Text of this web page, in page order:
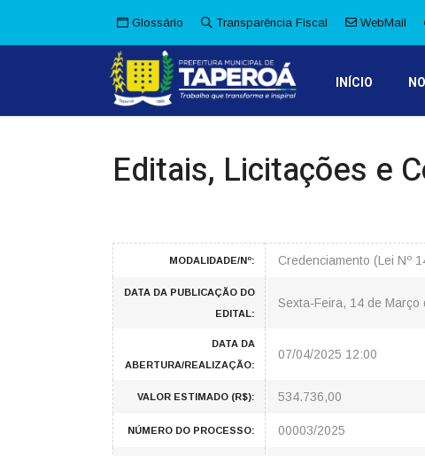
Glossário Transparência Fiscal WebMail
INÍCIO
Editais, Licitações e
MODALIDADE/Nº: Credenciamento (Lei Nº
DATA DA PUBLICAÇÃO DO
EDITAL:
Sexta-Feira, 14 de Março
DATA DA
ABERTURA/REALIZAÇÃO:
07/04/2025 12:00
VALOR ESTIMADO (R$): 534.736,00
NÚMERO DO PROCESSO: 00003/2025